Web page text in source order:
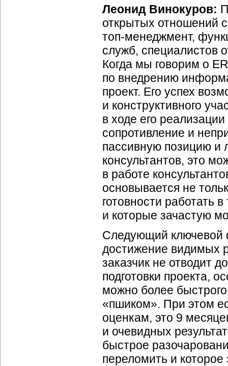
Леонид Винокуров:
открытых отношений
топ-менеджмент,
служб, специалистов
Когда мы говорим о
по внедрению
проект. Его успех
и конструктивного
в ходе его
сопротивление и
пассивную позицию и
консультантов, это
в работе
основывается не
готовности работать
и которые зачастую
Следующий ключевой
достижение видимых
заказчик не отводит
подготовки проекта,
можно более быстрого
«пшиком». При этом
оценкам, это 9
и очевидных
быстрое
переломить и